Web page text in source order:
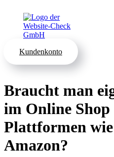
Kundenkonto
Braucht man
im Online Shop
Plattformen
Amazon?